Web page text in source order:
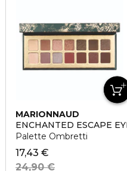
MARIONNAUD
ENCHANTED ESCAPE
Palette Ombretti
17,43 €
24,90 €